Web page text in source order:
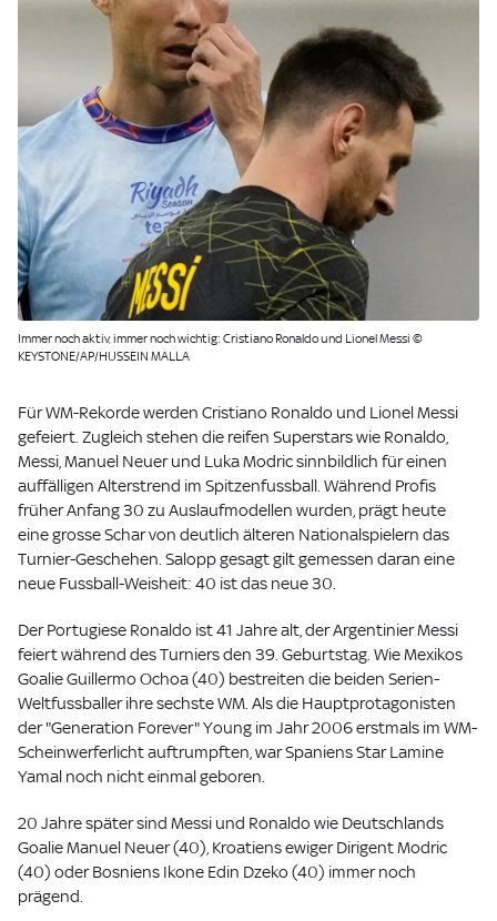
Immer noch aktiv, immer noch wichtig: Cristiano Ronaldo und Lionel Messi ©
KEYSTONE/AP/HUSSEIN MALLA
Für WM-Rekorde werden Cristiano Ronaldo und Lionel Messi
gefeiert. Zugleich stehen die reifen Superstars wie Ronaldo,
Messi, Manuel Neuer und Luka Modric sinnbildlich für einen
auffälligen Alterstrend im Spitzenfussball. Während Profis
früher Anfang 30 zu Auslaufmodellen wurden, prägt heute
eine grosse Schar von deutlich älteren Nationalspielern das
Turnier-Geschehen. Salopp gesagt gilt gemessen daran eine
neue Fussball-Weisheit: 40 ist das neue 30.
Der Portugiese Ronaldo ist 41 Jahre alt, der Argentinier Messi
feiert während des Turniers den 39. Geburtstag. Wie Mexikos
Goalie Guillermo Ochoa (40) bestreiten die beiden Serien-
Weltfussballer ihre sechste WM. Als die Hauptprotagonisten
der "Generation Forever" Young im Jahr 2006 erstmals im WM-
Scheinwerferlicht auftrumpften, war Spaniens Star Lamine
Yamal noch nicht einmal geboren.
20 Jahre später sind Messi und Ronaldo wie Deutschlands
Goalie Manuel Neuer (40), Kroatiens ewiger Dirigent Modric
(40) oder Bosniens Ikone Edin Dzeko (40) immer noch
prägend.